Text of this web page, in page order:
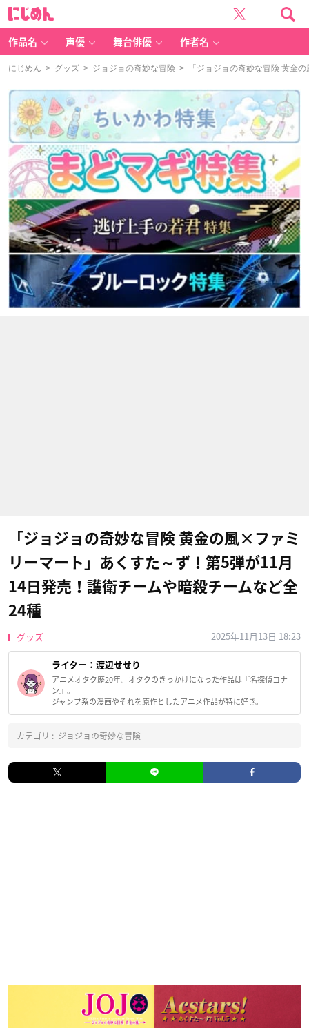
作品名 声優 舞台俳優 作者名
にじめん > グッズ > ジョジョの奇妙な冒険 > 「ジョジョの奇妙な冒険 黄金
「ジョジョの奇妙な冒険 黄金の風×ファミ
リーマート」あくすた～ず！第5弾が11月
14日発売！護衛チームや暗殺チームなど全
24種
グッズ 2025年11月13日 18:23
ライター： 渡辺せせり
アニメオタク歴20年。オタクのきっかけになった作品は『名探偵コナ
ン』。
ジャンプ系の漫画やそれを原作としたアニメ作品が特に好き。
カテゴリ : ジョジョの奇妙な冒険